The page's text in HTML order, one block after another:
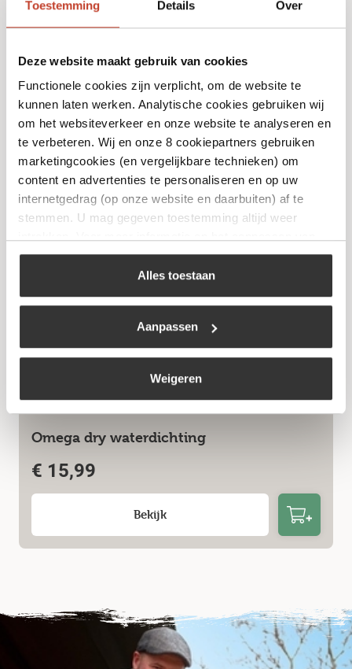
Toestemming Details Over
Deze website maakt gebruik van cookies
Functionele cookies zijn verplicht, om de website te
kunnen laten werken. Analytische cookies gebruiken wij
om het websiteverkeer en onze website te analyseren en
te verbeteren. Wij en onze 8 cookiepartners gebruiken
marketingcookies (en vergelijkbare technieken) om
content en advertenties te personaliseren en op uw
internetgedrag (op onze website en daarbuiten) af te
stemmen. U mag gegeven toestemming altijd weer
uw keuze op onze website verwijzen wij u naar ons
Alles toestaan
Aanpassen
Weigeren
Flash Cleaner Wax
€19,99
Bekijk
Omega dry waterdichting
€ 15,99
Bekijk